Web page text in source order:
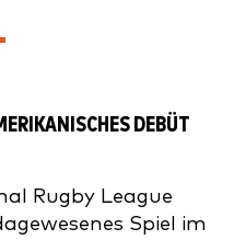
DEBÜT
Rugby League
Spiel im